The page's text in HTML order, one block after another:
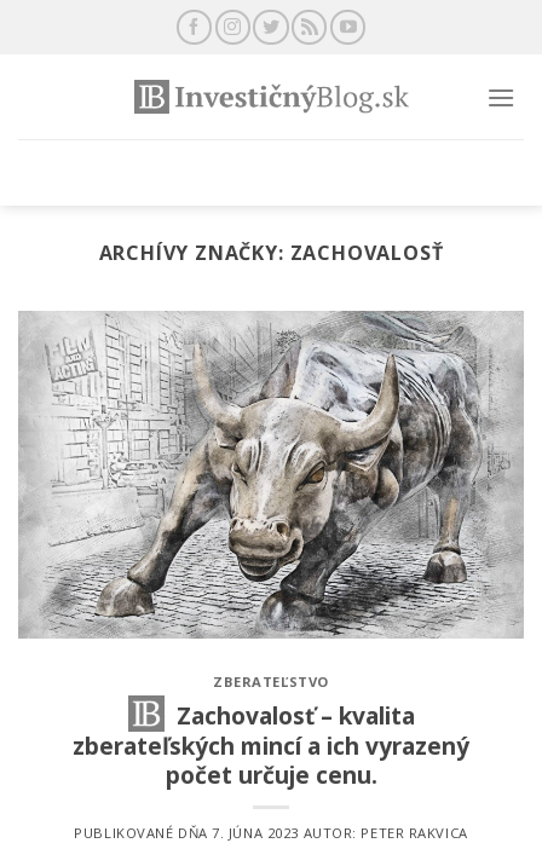
ARCHÍVY ZNAČKY: ZACHOVALOSŤ
ZBERATEĽSTVO
Zachovalosť – kvalita
zberateľských mincí a ich vyrazený
počet určuje cenu.
PUBLIKOVANÉ DŇA7. JÚNA 2023 AUTOR: PETER RAKVICA